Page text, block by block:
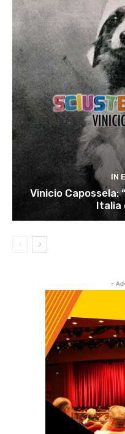
IN
Vinicio Capossela:
Italia
-